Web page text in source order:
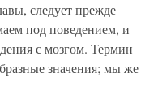
следует прежде
под поведением, и
с мозгом. Термин
значения; мы же